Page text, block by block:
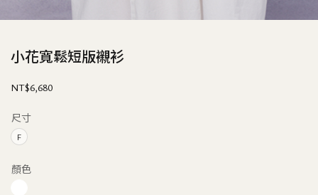
小花寬鬆短版襯衫
NT$6,680
尺寸
F
顏色